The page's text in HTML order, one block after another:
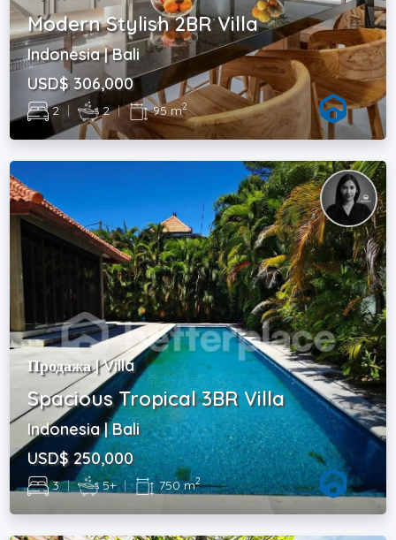
Modern Stylish 2BR Villa
Indonesia | Bali
USD$ 306,000
2 | 2 | 95 m2
Продажа | Villa
Spacious Tropical 3BR Villa
Indonesia | Bali
USD$ 250,000
3 | 5+ | 750 m2